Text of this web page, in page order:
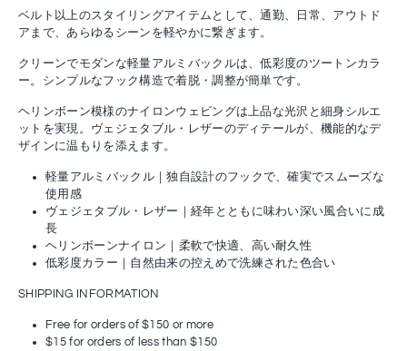
ベルト以上のスタイリングアイテムとして、通勤、日常、アウトド
アまで、あらゆるシーンを軽やかに繋ぎます。
クリーンでモダンな軽量アルミバックルは、低彩度のツートンカラ
ー。シンプルなフック構造で着脱・調整が簡単です。
ヘリンボーン模様のナイロンウェビングは上品な光沢と細身シルエ
ットを実現。ヴェジェタブル・レザーのディテールが、機能的なデ
ザインに温もりを添えます。
軽量アルミバックル｜独自設計のフックで、確実でスムーズな
使用感
ヴェジェタブル・レザー｜経年とともに味わい深い風合いに成
長
ヘリンボーンナイロン｜柔軟で快適、高い耐久性
低彩度カラー｜自然由来の控えめで洗練された色合い
SHIPPING INFORMATION
Free for orders of $150 or more
$15 for orders of less than $150